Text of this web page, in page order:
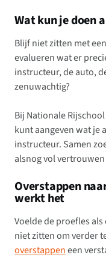
Wat kun je doen
Blijf niet zitten met
evalueren wat er
instructeur, de auto,
zenuwachtig?
Bij Nationale
kunt aangeven wat je
instructeur. Samen
alsnog vol
Overstappen
werkt het
Voelde de proefles
niet zitten om verder
overstappeneen